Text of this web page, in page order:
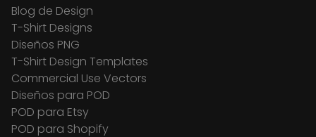
Blog de Design
T-Shirt Designs
Diseños PNG
T-Shirt Design Templates
Commercial Use Vectors
Diseños para POD
POD para Etsy
POD para Shopify